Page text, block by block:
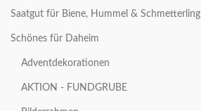
Saatgut für Biene, Hummel & Schmetterling
Schönes für Daheim
Adventdekorationen
AKTION - FUNDGRUBE